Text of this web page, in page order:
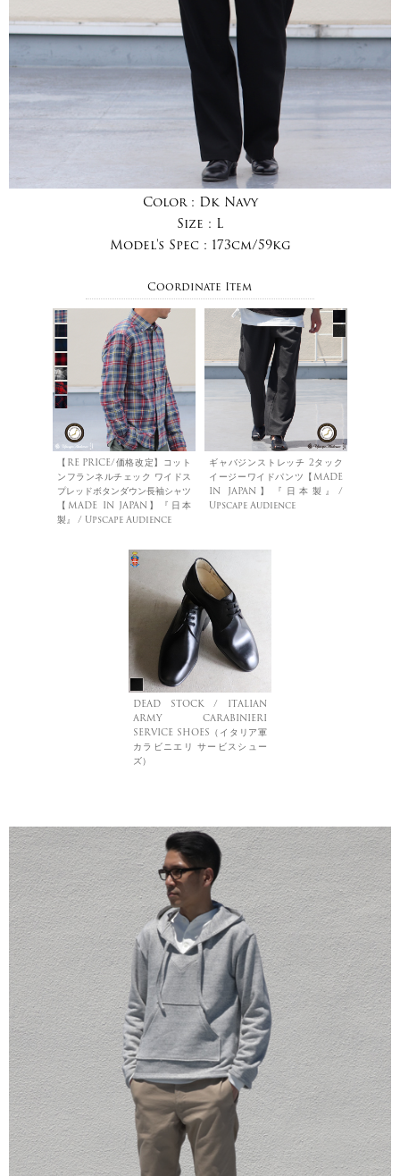
Color : Dk Navy
Size : L
Model's Spec : 173cm/59kg
Coordinate Item
【RE PRICE/価格改定】コット
ンフランネルチェック ワイドス
プレッドボタンダウン長袖シャツ
【MADE IN JAPAN】『日本
製』 / Upscape Audience
ギャバジンストレッチ 2タック
イージーワイドパンツ【MADE
IN JAPAN】『日本製』/
Upscape Audience
DEAD STOCK / ITALIAN
ARMY CARABINIERI
SERVICE SHOES（イタリア軍
カラビニエリ サービスシュー
ズ）